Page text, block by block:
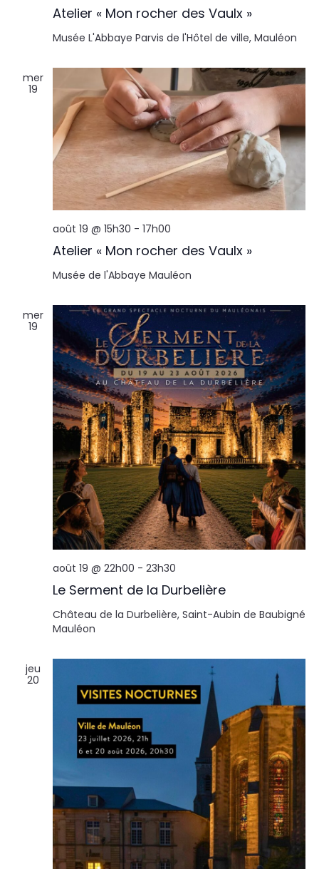
Atelier « Mon rocher des Vaulx »
Musée L'Abbaye Parvis de l'Hôtel de ville, Mauléon
mer
19
Atelier « Mon rocher des Vaulx »
août 19 @ 15h30 - 17h00
Musée de l'Abbaye Mauléon
mer
19
Le Serment de la Durbelière
août 19 @ 22h00 - 23h30
Château de la Durbelière, Saint-Aubin de Baubigné
Mauléon
jeu
20